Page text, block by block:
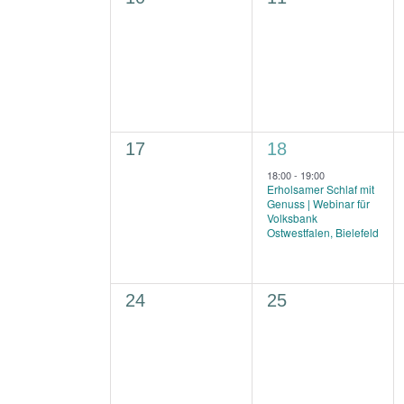
0
17
1
18
18:00- 19:00
Erholsamer Schlaf mit
Genuss | Webinar für
Volksbank
Ostwestfalen, Bielefeld
0
24
0
25